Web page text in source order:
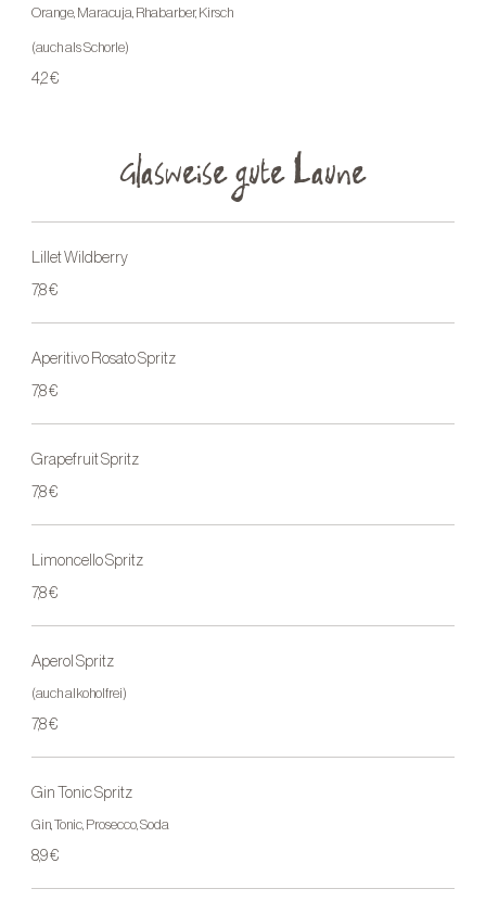
Orange, Maracuja, Rhabarber, Kirsch
(auch als Schorle)
4,2 €
Glasweise gute Laune
Lillet Wildberry
7,8 €
Aperitivo Rosato Spritz
7,8 €
Grapefruit Spritz
7,8 €
Limoncello Spritz
7,8 €
Aperol Spritz
(auch alkoholfrei)
7,8 €
Gin Tonic Spritz
Gin, Tonic, Prosecco, Soda
8,9 €